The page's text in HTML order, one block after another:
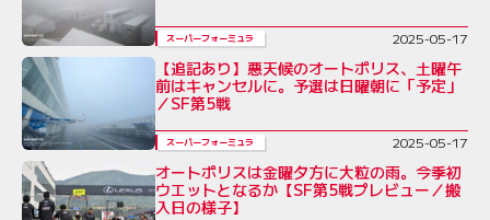
スーパーフォーミュラ 2025-05-17
【追記あり】悪天候のオートポリス、土曜午
前はキャンセルに。予選は日曜朝に「予定」
／SF第5戦
スーパーフォーミュラ 2025-05-17
オートポリスは金曜夕方に大粒の雨。今季初
ウエットとなるか【SF第5戦プレビュー／搬
入日の様子】